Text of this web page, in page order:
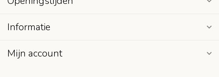
Informatie
Mijn account